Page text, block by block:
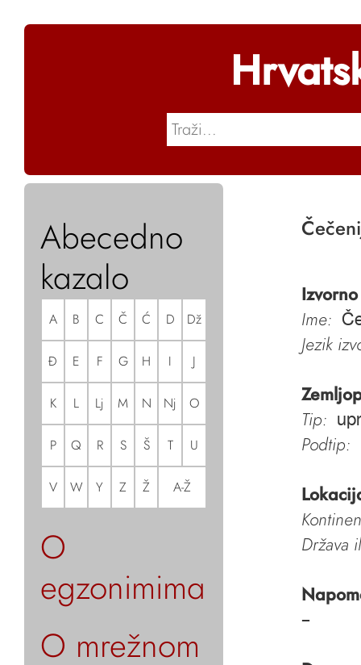
Abecedno
kazalo
A B C Č Ć D Dž
Đ E F G H I J
K L Lj M N Nj O
P Q R S Š T U
V W Y Z Ž A-Ž
O
egzonimima
O mrežnom
Ime:
Jezik
Tip:
Podtip:
Država
–